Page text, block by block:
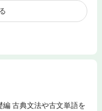
古典文法や古文単語を